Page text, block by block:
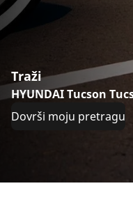
Traži
HYUNDAI Tucson
Dovrši moju pretragu